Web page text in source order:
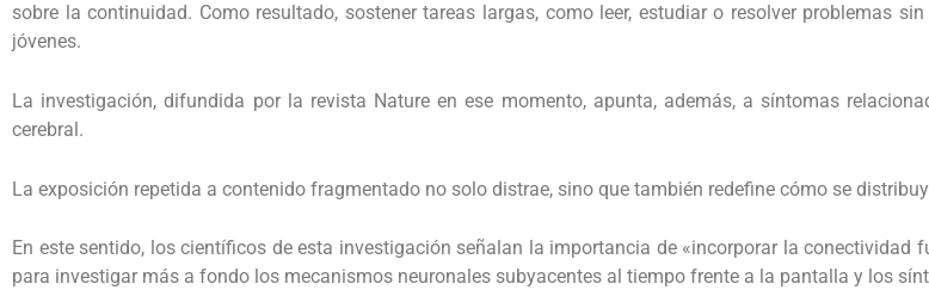
sobre la continuidad. Como resultado, sostener tareas largas, como leer, estudiar o resolver problemas
jóvenes.
La investigación, difundida por la revista Nature en ese momento, apunta, además, a síntomas
cerebral.
La exposición repetida a contenido fragmentado no solo distrae, sino que también redefine cómo se
En este sentido, los científicos de esta investigación señalan la importancia de «incorporar la conectividad
para investigar más a fondo los mecanismos neuronales subyacentes al tiempo frente a la pantalla y los